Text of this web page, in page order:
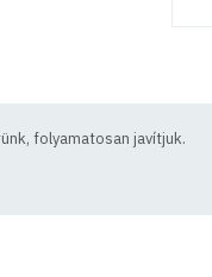
folyamatosan javítjuk.